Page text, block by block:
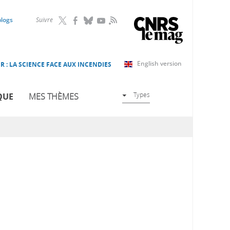
Suivre RSS
English version
: LA SCIENCE FACE AUX INCENDIES
MES THÈMES Types